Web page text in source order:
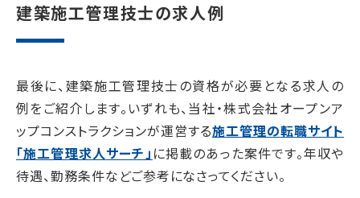
建築施工管理技士の求人例
最後に、建築施工管理技士の資格が必要となる求人の
例をご紹介します。いずれも、当社・株式会社オープンア
ップコンストラクションが運営する施工管理の転職サイト
「施工管理求人サーチ」 に掲載のあった案件です。年収や
待遇、勤務条件などご参考になさってください。